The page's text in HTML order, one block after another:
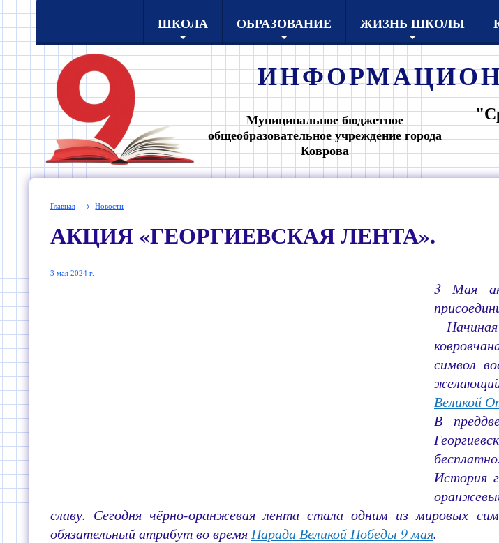
ШКОЛА ОБРАЗОВАНИЕ ЖИЗНЬ ШКОЛЫ
Муниципальное бюджетное
общеобразовательное учреждение города
Коврова
Главная → Новости
АКЦИЯ «ГЕОРГИЕВСКАЯ ЛЕНТА».
3 мая 2024 г.
3 Мая
символ
Великой
В
История
славу. Сегодня чёрно-оранжевая лента стала одним из мировых
обязательный атрибут во время Парада Великой Победы 9 мая.